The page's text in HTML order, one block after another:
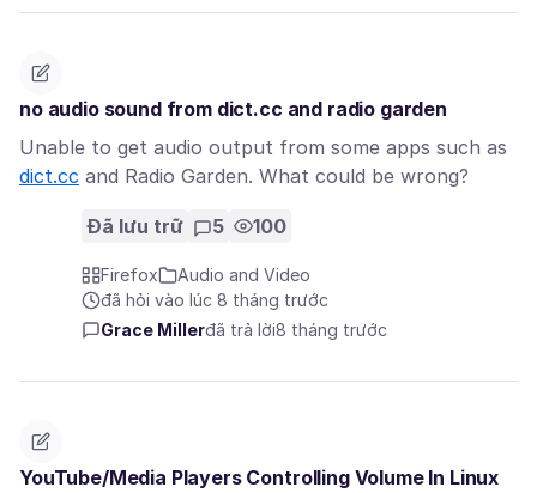
no audio sound from dict.cc and radio garden
Unable to get audio output from some apps such as
dict.cc and Radio Garden. What could be wrong?
Đã lưu trữ 5 100
Firefox
Audio and Video
đã hỏi vào lúc 8 tháng trước
Grace Millerđã trả lời8 tháng trước
YouTube/Media Players Controlling Volume In Linux